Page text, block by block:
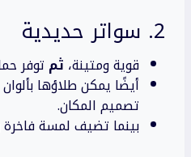
2. سواتر حديدية
قوية ومتينة، ثم توفر
أيضًا يمكن طلاؤها
تصميم المكان.
بينما تضيف لمسة فاخرة